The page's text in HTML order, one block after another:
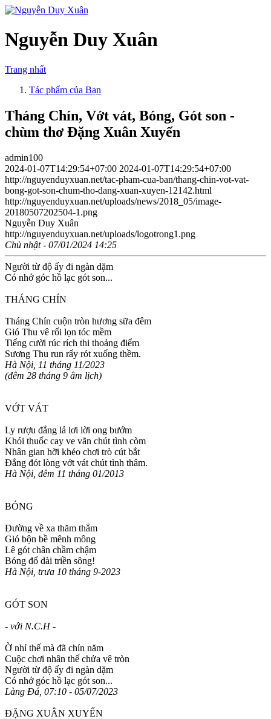
Nguyễn Duy Xuân
Trang nhất
Tác phẩm của Bạn
Tháng Chín, Vớt vát, Bóng, Gót son -
chùm thơ Đặng Xuân Xuyến
admin100
2024-01-07T14:29:54+07:00 2024-01-07T14:29:54+07:00
http://nguyenduyxuan.net/tac-pham-cua-ban/thang-chin-vot-vat-
bong-got-son-chum-tho-dang-xuan-xuyen-12142.html
http://nguyenduyxuan.net/uploads/news/2018_05/image-
20180507202504-1.png
Nguyễn Duy Xuân
http://nguyenduyxuan.net/uploads/logotrong1.png
Chủ nhật - 07/01/2024 14:25
Người từ độ ấy đi ngàn dặm
Có nhớ góc hồ lạc gót son...
THÁNG CHÍN
Tháng Chín cuộn tròn hương sữa đêm
Gió Thu vê rối lọn tóc mềm
Tiếng cười rúc rích thi thoảng điểm
Sương Thu run rẩy rót xuống thềm.
Hà Nội, 11 tháng 11/2023
(đêm 28 tháng 9 âm lịch)
VỚT VÁT
Ly rượu đắng lả lơi lời ong bướm
Khói thuốc cay ve vãn chút tình còm
Nhân gian hỡi khéo chơi trò cút bắt
Đắng đót lòng vớt vát chút tình thâm.
Hà Nội, đêm 11 tháng 01/2013
BÓNG
Đường về xa thăm thẳm
Gió bộn bề mênh mông
Lê gót chân chầm chậm
Bóng đổ dài triền sông!
Hà Nội, trưa 10 tháng 9-2023
GÓT SON
- với N.C.H -
Ờ nhỉ thế mà đã chín năm
Cuộc chơi nhân thế chửa vê tròn
Người từ độ ấy đi ngàn dặm
Có nhớ góc hồ lạc gót son...
Làng Đá, 07:10 - 05/07/2023
ĐẶNG XUÂN XUYẾN